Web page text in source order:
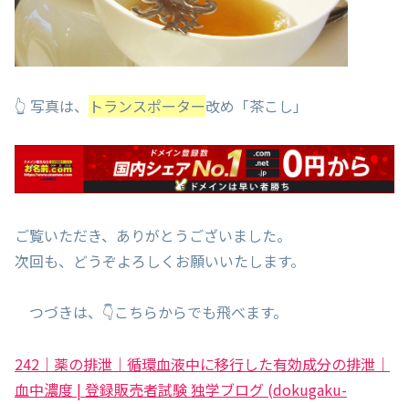
👆 写真は、 トランスポーター改め「茶こし」
ご覧いただき、ありがとうございました。
次回も、どうぞよろしくお願いいたします。
つづきは、👇こちらからでも飛べます。
242｜薬の排泄｜循環血液中に移行した有効成分の排泄｜
血中濃度 | 登録販売者試験 独学ブログ (dokugaku-